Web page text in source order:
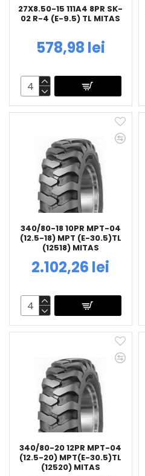
27X8.50-15 111A4 8PR SK-
02 R-4 (E-9.5) TL MITAS
578,98 lei
340/80-18 10PR MPT-04
(12.5-18) MPT (E-30.5)TL
(12518) MITAS
2.102,26 lei
340/80-20 12PR MPT-04
(12.5-20) MPT(E-30.5)TL
(12520) MITAS